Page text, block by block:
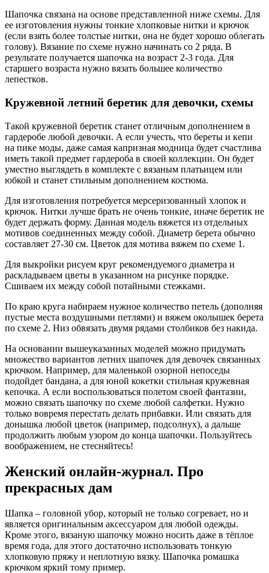
Шапочка связана на основе представленной ниже схемы. Для
ее изготовления нужны тонкие хлопковые нитки и крючок
(если взять более толстые нитки, она не будет хорошо облегать
голову). Вязание по схеме нужно начинать со 2 ряда. В
результате получается шапочка на возраст 2-3 года. Для
старшего возраста нужно вязать большее количество
лепестков.
Кружевной летний беретик для девочки, схемы
Такой кружевной беретик станет отличным дополнением в
гардеробе любой девочки. А если учесть, что береты и кепи
на пике моды, даже самая капризная модница будет счастлива
иметь такой предмет гардероба в своей коллекции. Он будет
уместно выглядеть в комплекте с вязаным платьицем или
юбкой и станет стильным дополнением костюма.
Для изготовления потребуется мерсеризованный хлопок и
крючок. Нитки лучше брать не очень тонкие, иначе беретик не
будет держать форму. Данная модель вяжется из отдельных
мотивов соединенных между собой. Диаметр берета обычно
составляет 27-30 см. Цветок для мотива вяжем по схеме 1.
Для выкройки рисуем круг рекомендуемого диаметра и
раскладываем цветы в указанном на рисунке порядке.
Сшиваем их между собой потайными стежками.
По краю круга набираем нужное количество петель (дополняя
пустые места воздушными петлями) и вяжем околышек берета
по схеме 2. Низ обвязать двумя рядами столбиков без накида.
На основании вышеуказанных моделей можно придумать
множество вариантов летних шапочек для девочек связанных
крючком. Например, для маленькой озорной непоседы
подойдет бандана, а для юной кокетки стильная кружевная
кепочка. А если воспользоваться полетом своей фантазии,
можно связать шапочку по схеме любой салфетки. Нужно
только вовремя перестать делать прибавки. Или связать для
донышка любой цветок (например, подсолнух), а дальше
продолжить любым узором до конца шапочки. Пользуйтесь
воображением, не стесняйтесь!
Женский онлайн-журнал. Про
прекрасных дам
Шапка – головной убор, который не только согревает, но и
является оригинальным аксессуаром для любой одежды.
Кроме этого, вязаную шапочку можно носить даже в тёплое
время года, для этого достаточно использовать тонкую
хлопковую пряжу и неплотную вязку. Шапочка ромашка
крючком яркий тому пример.